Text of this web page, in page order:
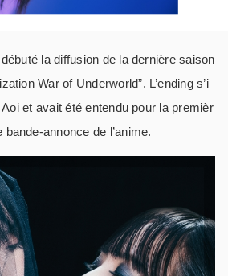
la diffusion de la dernière saison
War of Underworld”. L’ending s’i
et avait été entendu pour la premièr
annonce de l’anime.